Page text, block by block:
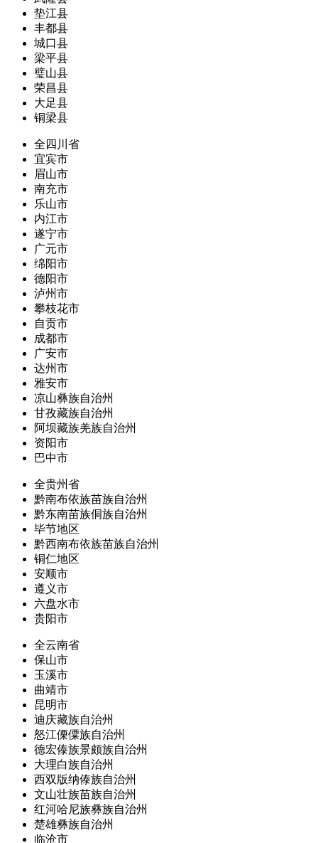
垫江县
丰都县
城口县
梁平县
璧山县
荣昌县
大足县
铜梁县
全四川省
宜宾市
眉山市
南充市
乐山市
内江市
遂宁市
广元市
绵阳市
德阳市
泸州市
攀枝花市
自贡市
成都市
广安市
达州市
雅安市
凉山彝族自治州
甘孜藏族自治州
阿坝藏族羌族自治州
资阳市
巴中市
全贵州省
黔南布依族苗族自治州
黔东南苗族侗族自治州
毕节地区
黔西南布依族苗族自治州
铜仁地区
安顺市
遵义市
六盘水市
贵阳市
全云南省
保山市
玉溪市
曲靖市
昆明市
迪庆藏族自治州
怒江傈僳族自治州
德宏傣族景颇族自治州
大理白族自治州
西双版纳傣族自治州
文山壮族苗族自治州
红河哈尼族彝族自治州
楚雄彝族自治州
临沧市